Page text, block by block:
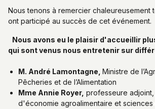
Nous tenons à remercier chaleureusement
ont participé au succès de cet événement.
Nous avons eu le plaisir d'accueillir
qui sont venus nous entretenir sur
M. André Lamontagne, Ministre de
Pêcheries et de l’Alimentation
Mme Annie Royer, professeure
d'économie agroalimentaire et sciences